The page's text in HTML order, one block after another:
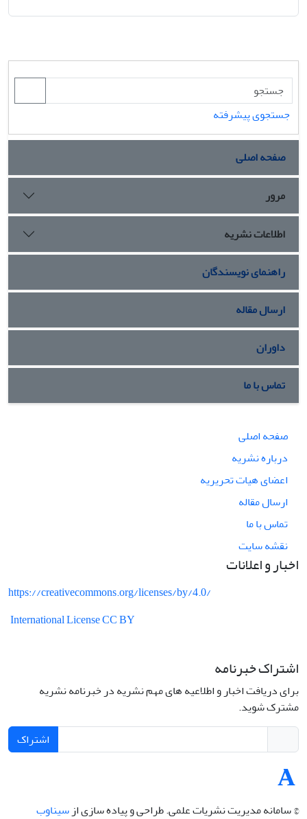
جستجوی پیشرفته
صفحه اصلی
مرور
اطلاعات نشریه
راهنمای نویسندگان
ارسال مقاله
داوران
تماس با ما
صفحه اصلی
درباره نشریه
اعضای هیات تحریریه
ارسال مقاله
تماس با ما
نقشه سایت
اخبار و اعلانات
https://creativecommons.org/licenses/by/4.0/
International License CC BY
اشتراک خبرنامه
برای دریافت اخبار و اطلاعیه های مهم نشریه در خبرنامه نشریه
مشترک شوید.
اشتراک
© سامانه مدیریت نشریات علمی.طراحی و پیاده سازی ازسیناوب